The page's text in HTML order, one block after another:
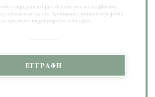
ενημερωτικό μας δελτίο για να λαμβάνετε
επικοινωνίες και προσφορές μάρκετινγκ μέσω
ταχυδρομείου από εμάς.
ΕΓΓΡΑΦΉ